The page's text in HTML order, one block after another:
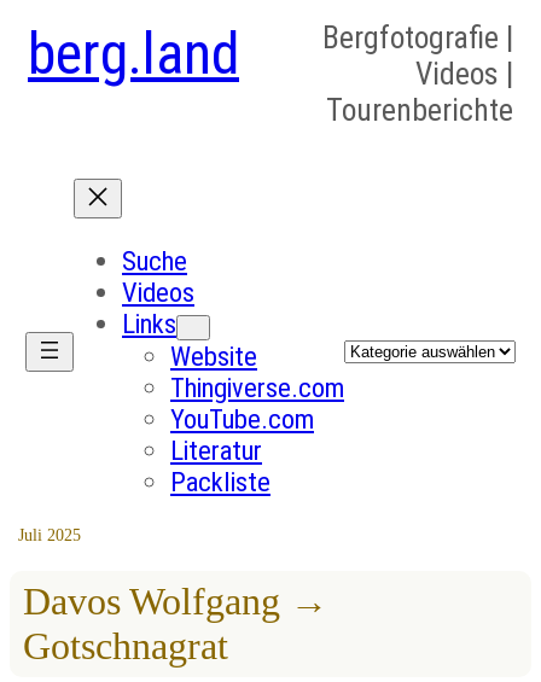
berg.land
Bergfotografie |
Videos |
Tourenberichte
Suche
Videos
Links
Website
Thingiverse.com
YouTube.com
Literatur
Packliste
Kategorien
Juli 2025
Davos Wolfgang →
Gotschnagrat